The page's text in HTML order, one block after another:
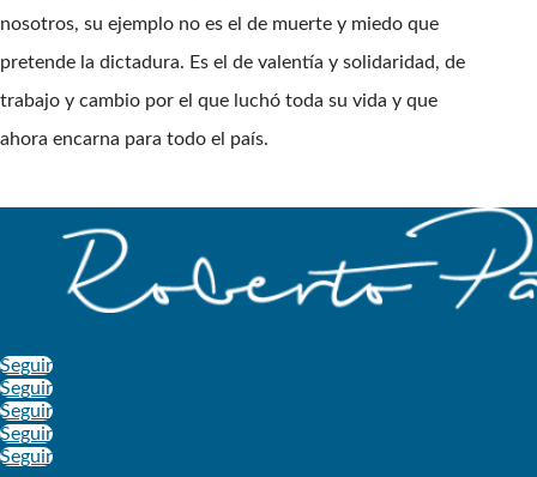
nosotros, su ejemplo no es el de muerte y miedo que
pretende la dictadura. Es el de valentía y solidaridad, de
trabajo y cambio por el que luchó toda su vida y que
ahora encarna para todo el país.
Seguir
Seguir
Seguir
Seguir
Seguir